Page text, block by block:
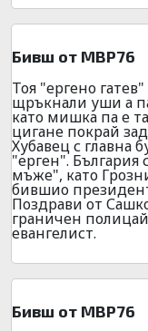
Бивш от МВР76
Тоя "ергено
щръкнали уши а
като мишка па е
цигане покрай
Хубавец с главна
"ерген". България
мъже", като
бившио
Поздрави от
граничен
евангелист.
Бивш от МВР76